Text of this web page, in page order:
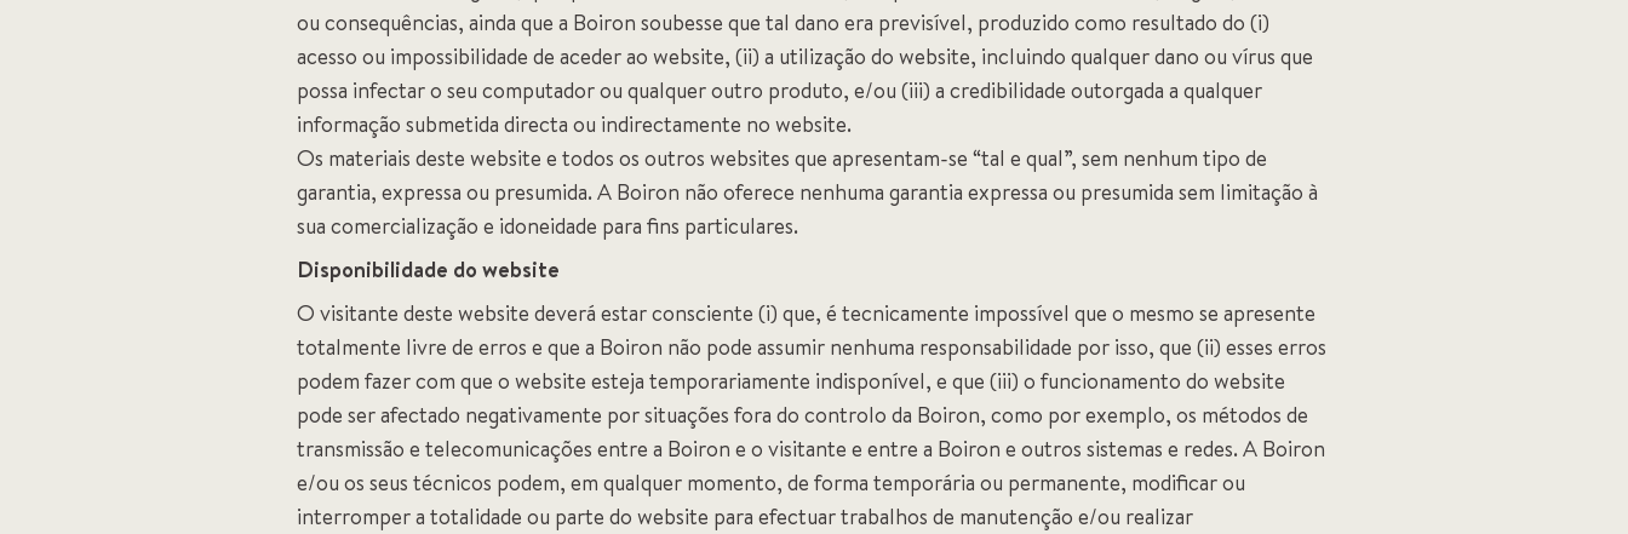
ou consequências, ainda que a Boiron soubesse que tal dano era previsível, produzido como resultado do (i)
acesso ou impossibilidade de aceder ao website, (ii) a utilização do website, incluindo qualquer dano ou vírus que
possa infectar o seu computador ou qualquer outro produto, e/ou (iii) a credibilidade outorgada a qualquer
informação submetida directa ou indirectamente no website.
Os materiais deste website e todos os outros websites que apresentam-se “tal e qual”, sem nenhum tipo de
garantia, expressa ou presumida. A Boiron não oferece nenhuma garantia expressa ou presumida sem limitação à
sua comercialização e idoneidade para fins particulares.
Disponibilidade do website
O visitante deste website deverá estar consciente (i) que, é tecnicamente impossível que o mesmo se apresente
totalmente livre de erros e que a Boiron não pode assumir nenhuma responsabilidade por isso, que (ii) esses erros
podem fazer com que o website esteja temporariamente indisponível, e que (iii) o funcionamento do website
pode ser afectado negativamente por situações fora do controlo da Boiron, como por exemplo, os métodos de
transmissão e telecomunicações entre a Boiron e o visitante e entre a Boiron e outros sistemas e redes. A Boiron
e/ou os seus técnicos podem, em qualquer momento, de forma temporária ou permanente, modificar ou
interromper a totalidade ou parte do website para efectuar trabalhos de manutenção e/ou realizar